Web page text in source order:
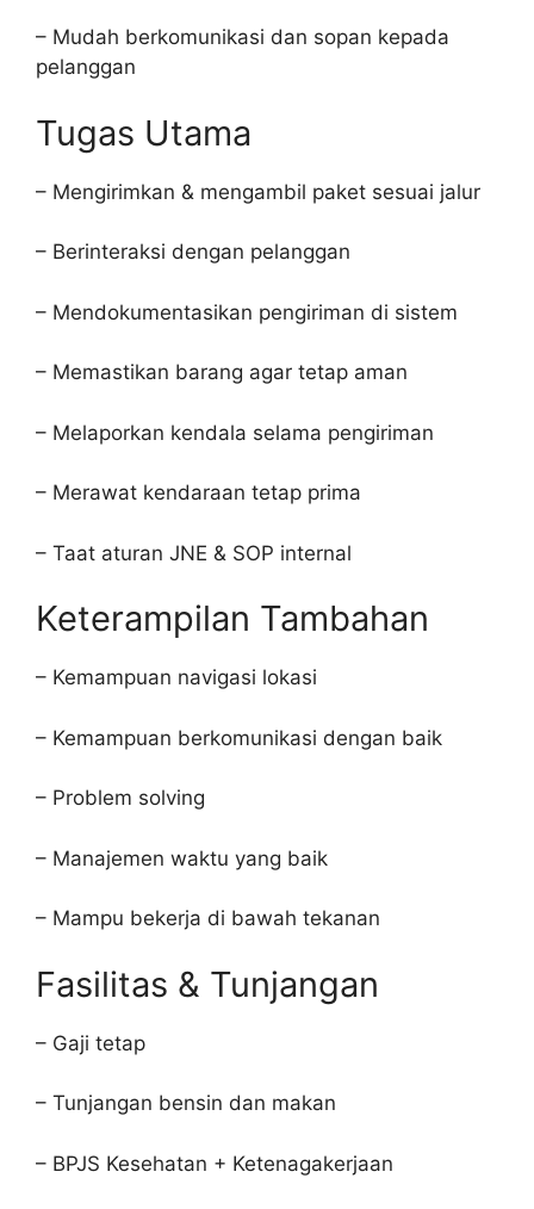
– Mudah berkomunikasi dan sopan kepada
pelanggan
Tugas Utama
– Mengirimkan & mengambil paket sesuai jalur
– Berinteraksi dengan pelanggan
– Mendokumentasikan pengiriman di sistem
– Memastikan barang agar tetap aman
– Melaporkan kendala selama pengiriman
– Merawat kendaraan tetap prima
– Taat aturan JNE & SOP internal
Keterampilan Tambahan
– Kemampuan navigasi lokasi
– Kemampuan berkomunikasi dengan baik
– Problem solving
– Manajemen waktu yang baik
– Mampu bekerja di bawah tekanan
Fasilitas & Tunjangan
– Gaji tetap
– Tunjangan bensin dan makan
– BPJS Kesehatan + Ketenagakerjaan